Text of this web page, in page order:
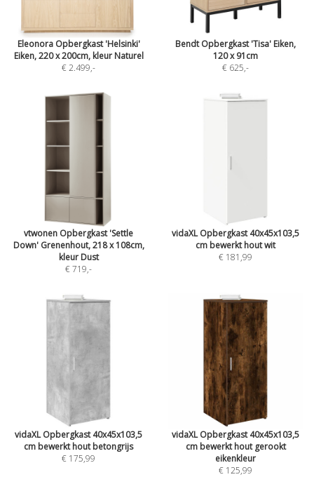
Eleonora Opbergkast 'Helsinki'
Eiken, 220 x 200cm, kleur Naturel
€ 2.499,-
Bendt Opbergkast 'Tisa' Eiken,
120 x 91cm
€ 625,-
vtwonen Opbergkast 'Settle
Down' Grenenhout, 218 x 108cm,
kleur Dust
€ 719,-
vidaXL Opbergkast 40x45x103,5
cm bewerkt hout wit
€ 181,99
vidaXL Opbergkast 40x45x103,5
cm bewerkt hout betongrijs
€ 175,99
vidaXL Opbergkast 40x45x103,5
cm bewerkt hout gerookt
eikenkleur
€ 125,99